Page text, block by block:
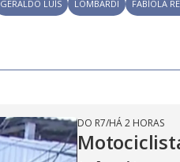
V
i
GERALDO LUÍS LOMBARDI FABÍOLA
DO R7/HÁ 2 HORAS